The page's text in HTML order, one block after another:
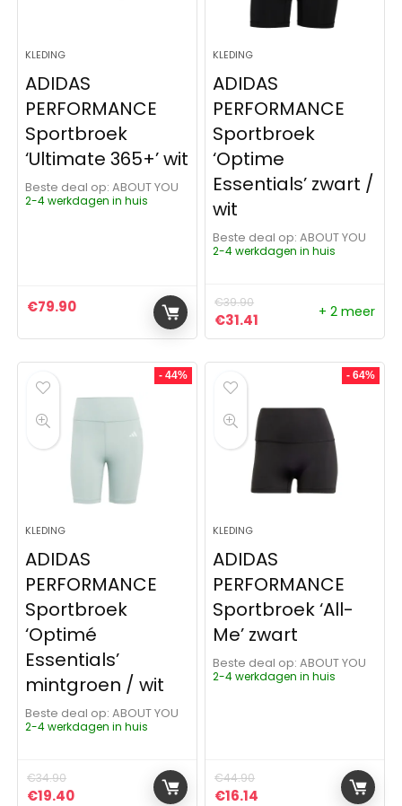
KLEDING
ADIDAS
PERFORMANCE
Sportbroek
‘Ultimate 365+’ wit
Beste deal op:
ABOUT YOU
2-4 werkdagen in huis
€79.90
KLEDING
ADIDAS
PERFORMANCE
Sportbroek
‘Optime
Essentials’ zwart /
wit
Beste deal op:
ABOUT YOU
2-4 werkdagen in huis
€39.90
Oorspronkelijke prijs
€31.41 Huidige prijs is:
+ 2 meer
- 44%
KLEDING
ADIDAS
PERFORMANCE
Sportbroek
‘Optimé
Essentials’
mintgroen / wit
Beste deal op:
ABOUT YOU
2-4 werkdagen in huis
€34.90
Oorspronkelijke prijs was: €34.90.
€19.40Huidige prijs is: €19.40.
- 64%
KLEDING
ADIDAS
PERFORMANCE
Sportbroek ‘All-
Me’ zwart
Beste deal op:
ABOUT YOU
2-4 werkdagen in huis
€44.90
Oorspronkelijke prijs
€16.14 Huidige prijs is: